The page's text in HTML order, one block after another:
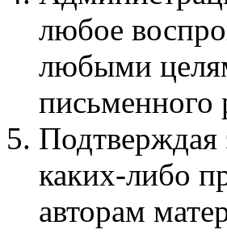
любое
любыми
письменного
Подтверждая
каких-либо
авторам